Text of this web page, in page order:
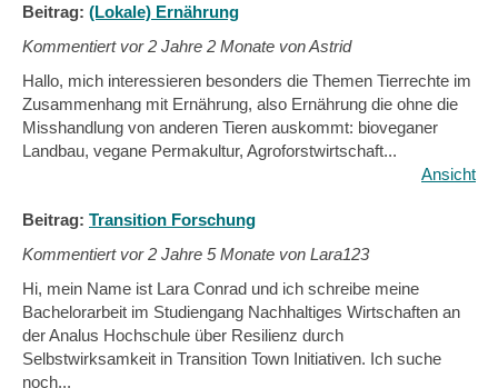
Beitrag: (Lokale) Ernährung
Kommentiert vor2 Jahre 2 Monate von Astrid
Hallo, mich interessieren besonders die Themen Tierrechte im
Zusammenhang mit Ernährung, also Ernährung die ohne die
Misshandlung von anderen Tieren auskommt: bioveganer
Landbau, vegane Permakultur, Agroforstwirtschaft...
Ansicht
Beitrag: Transition Forschung
Kommentiert vor2 Jahre 5 Monate von Lara123
Hi, mein Name ist Lara Conrad und ich schreibe meine
Bachelorarbeit im Studiengang Nachhaltiges Wirtschaften an
der Analus Hochschule über Resilienz durch
Selbstwirksamkeit in Transition Town Initiativen. Ich suche
noch...